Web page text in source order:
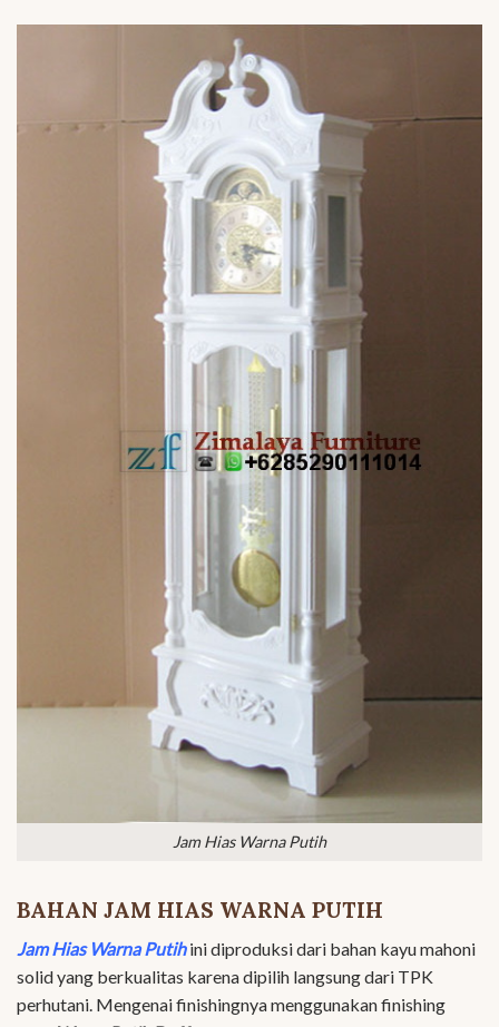
Jam Hias Warna Putih
BAHAN JAM HIAS WARNA PUTIH
Jam Hias Warna Putihini diproduksi dari bahan kayu mahoni
solid yang berkualitas karena dipilih langsung dari TPK
perhutani. Mengenai finishingnya menggunakan finishing